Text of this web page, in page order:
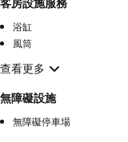
浴缸
風筒
查看更多
無障礙設施
無障礙停車場